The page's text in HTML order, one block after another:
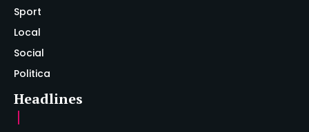
Sport
Local
Social
Politica
Headlines